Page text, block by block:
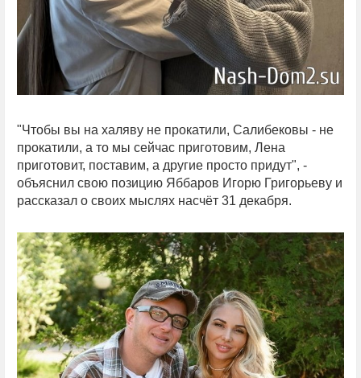
"Чтобы вы на халяву не прокатили, Салибековы - не
прокатили, а то мы сейчас приготовим, Лена
приготовит, поставим, а другие просто придут", -
объяснил свою позицию Яббаров Игорю Григорьеву и
рассказал о своих мыслях насчёт 31 декабря.